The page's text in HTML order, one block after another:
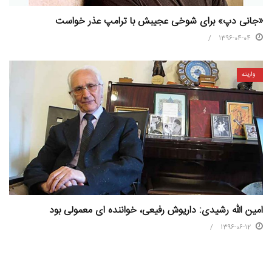
«جانی دپ» برای شوخی عجیبش با ترامپ عذر خواست
1396-04-04
واریته
امین الله رشیدی: داریوش رفیعی، خواننده ای معمولی بود
1396-06-12